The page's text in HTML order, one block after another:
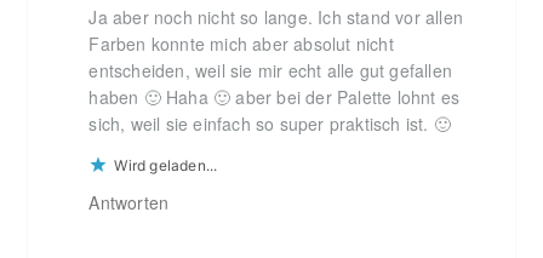
Ja aber noch nicht so lange. Ich stand vor allen
Farben konnte mich aber absolut nicht
entscheiden, weil sie mir echt alle gut gefallen
haben 🙂 Haha 🙂 aber bei der Palette lohnt es
sich, weil sie einfach so super praktisch ist. 🙂
Wird geladen...
Antworten